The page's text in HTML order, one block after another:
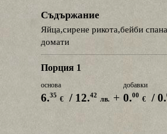
Съдържание
Яйца,сирене рикота,бейби
домати
Порция 1
основа
6.35
€/ 12.42
лв. +
добавки
0.00
€/ 0.